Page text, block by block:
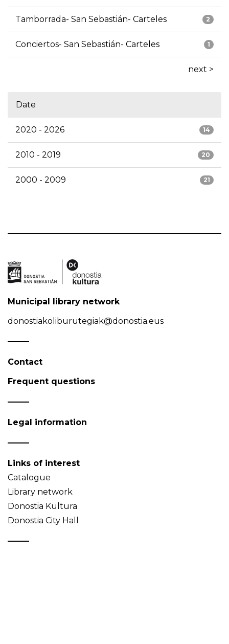
2
Tamborrada- San Sebastián- Carteles
1
Conciertos- San Sebastián- Carteles
next >
Date
14
2020 - 2026
20
2010 - 2019
21
2000 - 2009
Municipal library network
donostiakoliburutegiak@donostia.eus
Contact
Frequent questions
Legal information
Links of interest
Catalogue
Library network
Donostia Kultura
Donostia City Hall